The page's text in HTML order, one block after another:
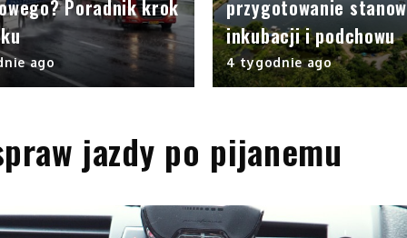
Poradnik krok
ago
przygotowanie
inkubacji i podchowu
4 tygodnie ago
jazdy po pijanemu